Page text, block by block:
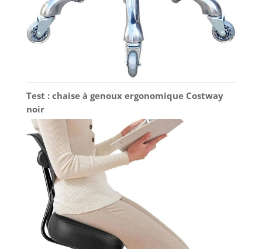
Test : chaise à genoux ergonomique Costway
noir